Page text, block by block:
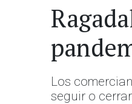
Los
seguir o